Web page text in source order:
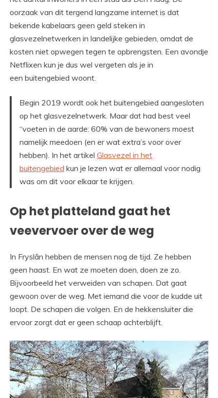
oorzaak van dit tergend langzame internet is dat
bekende kabelaars geen geld steken in
glasvezelnetwerken in landelijke gebieden, omdat de
kosten niet opwegen tegen te opbrengsten. Een avondje
Netflixen kun je dus wel vergeten als je in
een buitengebied woont.
Begin 2019 wordt ook het buitengebied aangesloten
op het glasvezelnetwerk. Maar dat had best veel
“voeten in de aarde: 60% van de bewoners moest
namelijk meedoen (en er wat extra’s voor over
hebben). In het artikel Glasvezel in het
buitengebied kun je lezen wat er allemaal voor nodig
was om dit voor elkaar te krijgen.
Op het platteland gaat het
veevervoer over de weg
In Fryslân hebben de mensen nog de tijd. Ze hebben
geen haast. En wat ze moeten doen, doen ze zo.
Bijvoorbeeld het verweiden van schapen. Dat gaat
gewoon over de weg. Met iemand die voor de kudde uit
loopt. De schapen die volgen. En de hekkensluiter die
ervoor zorgt dat er geen schaap achterblijft.